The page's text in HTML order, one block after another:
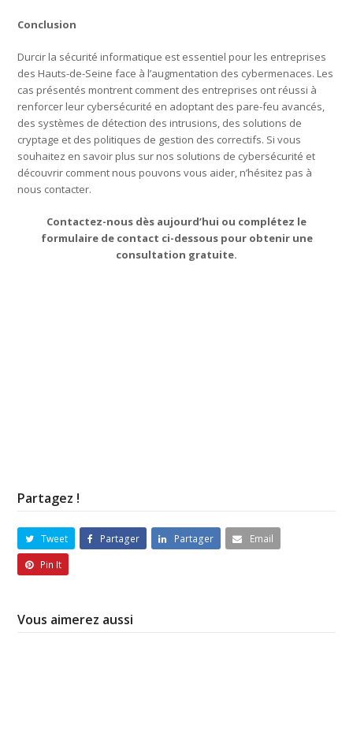
Conclusion
Durcir la sécurité informatique est essentiel pour les entreprises
des Hauts-de-Seine face à l’augmentation des cybermenaces. Les
cas présentés montrent comment des entreprises ont réussi à
renforcer leur cybersécurité en adoptant des pare-feu avancés,
des systèmes de détection des intrusions, des solutions de
cryptage et des politiques de gestion des correctifs. Si vous
souhaitez en savoir plus sur nos solutions de cybersécurité et
découvrir comment nous pouvons vous aider, n’hésitez pas à
nous contacter.
Contactez-nous dès aujourd’hui ou complétez le
formulaire de contact ci-dessous pour obtenir une
consultation gratuite.
Partagez !
Tweet Partager Partager
Email
Pin It
Vous aimerez aussi